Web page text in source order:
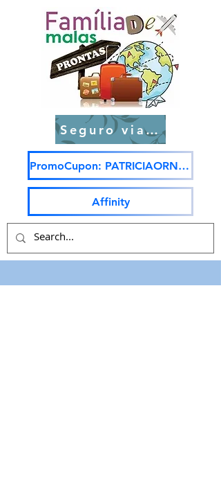
PromoCupon: PATRICIAORNELAS5
Seguro viagem
Affinity